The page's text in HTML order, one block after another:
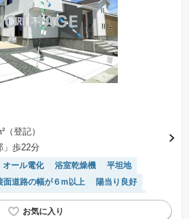
（登記）
」歩22分
オール電化 浴室乾燥機
平坦地
面道路の幅が６m以上
陽当り良好
住宅地 窓付き浴室
対面キッチン
きインターホン